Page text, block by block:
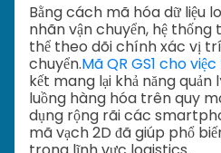
Bằng cách mã hóa dữ liệu
nhãn vận chuyển, hệ
thể theo dõi chính xác vị
chuyển.Mã QR GS1 cho
kết mang lại khả năng
luồng hàng hóa trên quy
dụng rộng rãi các
mã vạch 2D đã giúp phổ